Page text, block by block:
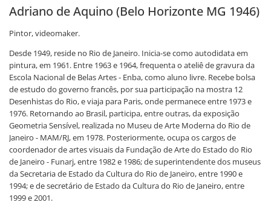
Adriano de Aquino (Belo Horizonte MG 1946)
Pintor, videomaker.
Desde 1949, reside no Rio de Janeiro. Inicia-se como autodidata em
pintura, em 1961. Entre 1963 e 1964, frequenta o ateliê de gravura da
Escola Nacional de Belas Artes - Enba, como aluno livre. Recebe bolsa
de estudo do governo francês, por sua participação na mostra 12
Desenhistas do Rio, e viaja para Paris, onde permanece entre 1973 e
1976. Retornando ao Brasil, participa, entre outras, da exposição
Geometria Sensível, realizada no Museu de Arte Moderna do Rio de
Janeiro - MAM/RJ, em 1978. Posteriormente, ocupa os cargos de
coordenador de artes visuais da Fundação de Arte do Estado do Rio
de Janeiro - Funarj, entre 1982 e 1986; de superintendente dos museus
da Secretaria de Estado da Cultura do Rio de Janeiro, entre 1990 e
1994; e de secretário de Estado da Cultura do Rio de Janeiro, entre
1999 e 2001.